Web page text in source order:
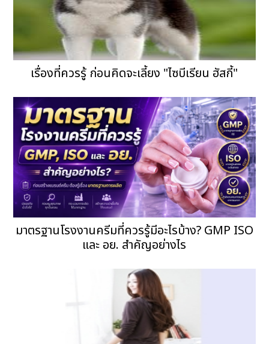
เรื่องที่ควรรู้ ก่อนคิดจะเลี้ยง "ไซบีเรียน ฮัสกี้"
มาตรฐานโรงงานครีมที่ควรรู้มีอะไรบ้าง? GMP ISO
และ อย. สำคัญอย่างไร